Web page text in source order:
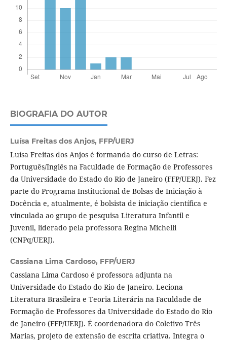
BIOGRAFIA DO AUTOR
Luísa Freitas dos Anjos, FFP/UERJ
Luísa Freitas dos Anjos é formanda do curso de Letras:
Português/Inglês na Faculdade de Formação de Professores
da Universidade do Estado do Rio de Janeiro (FFP/UERJ). Fez
parte do Programa Institucional de Bolsas de Iniciação à
Docência e, atualmente, é bolsista de iniciação científica e
vinculada ao grupo de pesquisa Literatura Infantil e
Juvenil, liderado pela professora Regina Michelli
(CNPq/UERJ).
Cassiana Lima Cardoso, FFP/UERJ
Cassiana Lima Cardoso é professora adjunta na
Universidade do Estado do Rio de Janeiro. Leciona
Literatura Brasileira e Teoria Literária na Faculdade de
Formação de Professores da Universidade do Estado do Rio
de Janeiro (FFP/UERJ). É coordenadora do Coletivo Três
Marias, projeto de extensão de escrita criativa. Integra o